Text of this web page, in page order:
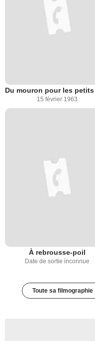
15 février 1963
À rebrousse-poil
Date de sortie inconnue
Toute sa filmographie